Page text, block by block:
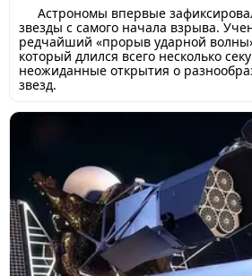
Астрономы впервые
звезды с самого начала взрыва.
редчайший «прорыв ударной
который длился всего несколько
неожиданные открытия о
звезд.